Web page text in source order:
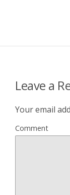
Leave a
Your email
Comment